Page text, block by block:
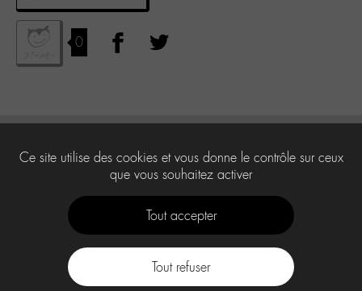
0
Ce site utilise des cookies et vous donne le contrôle sur ceux
que vous souhaitez activer
Tout accepter
Tout refuser